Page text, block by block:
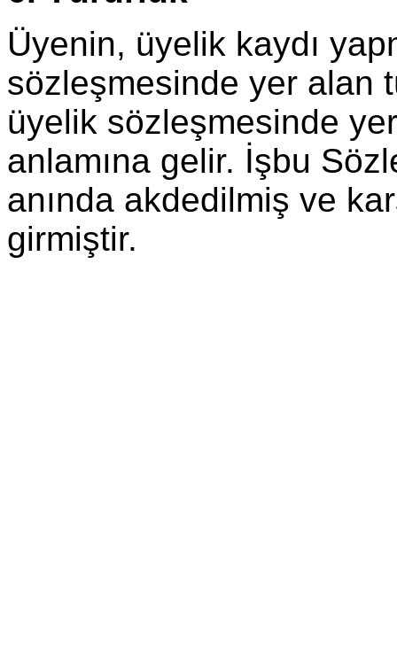
Üyenin, üyelik kaydı
sözleşmesinde yer alan
üyelik sözleşmesinde
anlamına gelir. İşbu
anında akdedilmiş ve
girmiştir.